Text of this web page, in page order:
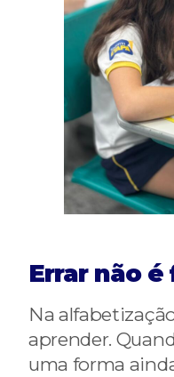
Errar não é
Na
aprender.
uma forma